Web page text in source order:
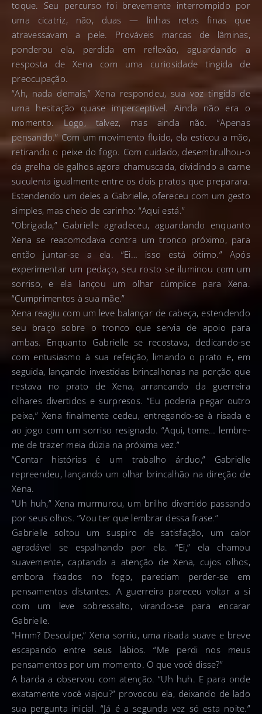
toque. Seu percurso foi brevemente interrompido por
uma cicatriz, não, duas — linhas retas finas que
atravessavam a pele. Prováveis marcas de lâminas,
ponderou ela, perdida em reflexão, aguardando a
resposta de Xena com uma curiosidade tingida de
preocupação.
“Ah, nada demais,” Xena respondeu, sua voz tingida de
uma hesitação quase imperceptível. Ainda não era o
momento. Logo, talvez, mas ainda não. “Apenas
pensando.” Com um movimento fluido, ela esticou a mão,
retirando o peixe do fogo. Com cuidado, desembrulhou-o
da grelha de galhos agora chamuscada, dividindo a carne
suculenta igualmente entre os dois pratos que preparara.
Estendendo um deles a Gabrielle, ofereceu com um gesto
simples, mas cheio de carinho: “Aqui está.”
“Obrigada,” Gabrielle agradeceu, aguardando enquanto
Xena se reacomodava contra um tronco próximo, para
então juntar-se a ela. “Ei… isso está ótimo.” Após
experimentar um pedaço, seu rosto se iluminou com um
sorriso, e ela lançou um olhar cúmplice para Xena.
“Cumprimentos à sua mãe.”
Xena reagiu com um leve balançar de cabeça, estendendo
seu braço sobre o tronco que servia de apoio para
ambas. Enquanto Gabrielle se recostava, dedicando-se
com entusiasmo à sua refeição, limando o prato e, em
seguida, lançando investidas brincalhonas na porção que
restava no prato de Xena, arrancando da guerreira
olhares divertidos e surpresos. “Eu poderia pegar outro
peixe,” Xena finalmente cedeu, entregando-se à risada e
ao jogo com um sorriso resignado. “Aqui, tome… lembre-
me de trazer meia dúzia na próxima vez.”
“Contar histórias é um trabalho árduo,” Gabrielle
repreendeu, lançando um olhar brincalhão na direção de
Xena.
“Uh huh,” Xena murmurou, um brilho divertido passando
por seus olhos. “Vou ter que lembrar dessa frase.”
Gabrielle soltou um suspiro de satisfação, um calor
agradável se espalhando por ela. “Ei,” ela chamou
suavemente, captando a atenção de Xena, cujos olhos,
embora fixados no fogo, pareciam perder-se em
pensamentos distantes. A guerreira pareceu voltar a si
com um leve sobressalto, virando-se para encarar
Gabrielle.
“Hmm? Desculpe,” Xena sorriu, uma risada suave e breve
escapando entre seus lábios. “Me perdi nos meus
pensamentos por um momento. O que você disse?”
A barda a observou com atenção. “Uh huh. E para onde
exatamente você viajou?” provocou ela, deixando de lado
sua pergunta inicial. “Já é a segunda vez só esta noite.”